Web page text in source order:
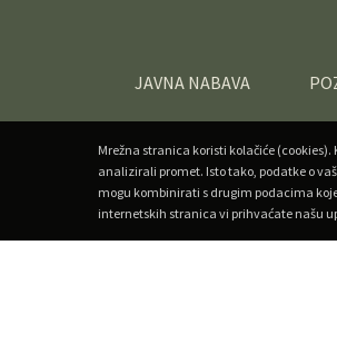
JAVNA NABAVA
Mrežna stranica koristi kolačiće
analizirali promet. Isto tako, podatke o
mogu kombinirati s drugim podacima
internetskih stranica vi prihvaćate našu